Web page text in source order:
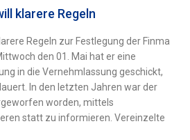
klarere Regeln
Regeln zur Festlegung der Finma
den 01. Mai hat er eine
in die Vernehmlassung geschickt,
In den letzten Jahren war der
worden, mittels
statt zu informieren. Vereinzelte